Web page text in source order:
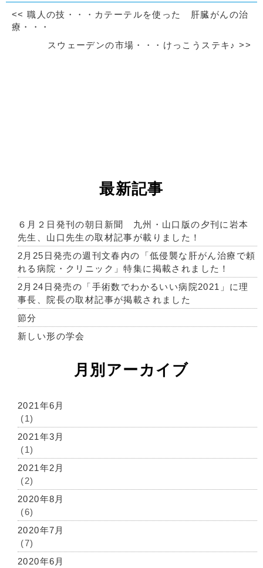
<< 職人の技・・・カテーテルを使った 肝臓がんの治
療・・・
スウェーデンの市場・・・けっこうステキ♪>>
最新記事
６月２日発刊の朝日新聞 九州・山口版の夕刊に岩本
先生、山口先生の取材記事が載りました！
2月25日発売の週刊文春内の「低侵襲な肝がん治療で頼
れる病院・クリニック」特集に掲載されました！
2月24日発売の「手術数でわかるいい病院2021」に理
事長、院長の取材記事が掲載されました
節分
新しい形の学会
月別アーカイブ
2021年6月
(1)
2021年3月
(1)
2021年2月
(2)
2020年8月
(6)
2020年7月
(7)
2020年6月